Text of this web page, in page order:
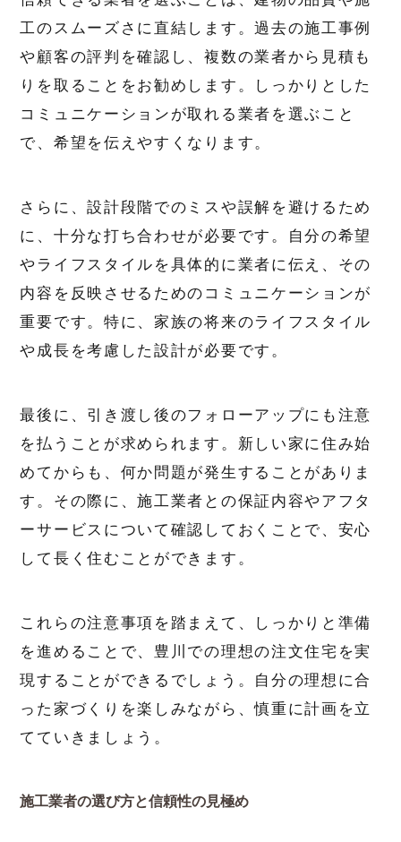
工のスムーズさに直結します。過去の施工事例
や顧客の評判を確認し、複数の業者から見積も
りを取ることをお勧めします。しっかりとした
コミュニケーションが取れる業者を選ぶこと
で、希望を伝えやすくなります。
さらに、設計段階でのミスや誤解を避けるため
に、十分な打ち合わせが必要です。自分の希望
やライフスタイルを具体的に業者に伝え、その
内容を反映させるためのコミュニケーションが
重要です。特に、家族の将来のライフスタイル
や成長を考慮した設計が必要です。
最後に、引き渡し後のフォローアップにも注意
を払うことが求められます。新しい家に住み始
めてからも、何か問題が発生することがありま
す。その際に、施工業者との保証内容やアフタ
ーサービスについて確認しておくことで、安心
して長く住むことができます。
これらの注意事項を踏まえて、しっかりと準備
を進めることで、豊川での理想の注文住宅を実
現することができるでしょう。自分の理想に合
った家づくりを楽しみながら、慎重に計画を立
てていきましょう。
施工業者の選び方と信頼性の見極め